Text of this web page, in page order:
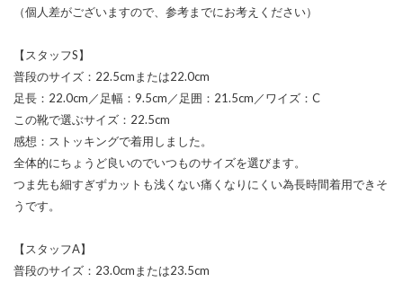
（個人差がございますので、参考までにお考えください）
【スタッフS】
普段のサイズ：22.5cmまたは22.0cm
足長：22.0cm／足幅：9.5cm／足囲：21.5cm／ワイズ：C
この靴で選ぶサイズ：22.5cm
感想：ストッキングで着用しました。
全体的にちょうど良いのでいつものサイズを選びます。
つま先も細すぎずカットも浅くない痛くなりにくい為長時間着用できそ
うです。
【スタッフA】
普段のサイズ：23.0cmまたは23.5cm